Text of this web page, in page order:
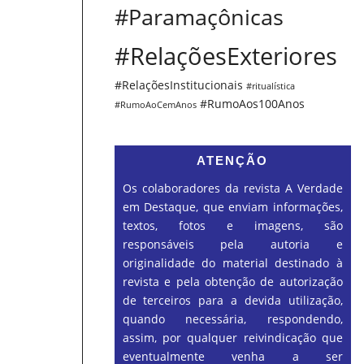
#Paramaçônicas
#RelaçõesExteriores
#RelaçõesInstitucionais #ritualística
#RumoAoCemAnos #RumoAos100Anos
ATENÇÃO
Os colaboradores da revista A Verdade
em Destaque, que enviam informações,
textos, fotos e imagens, são
responsáveis pela autoria e
originalidade do material destinado à
revista e pela obtenção de autorização
de terceiros para a devida utilização,
quando necessária, respondendo,
assim, por qualquer reivindicação que
eventualmente venha a ser